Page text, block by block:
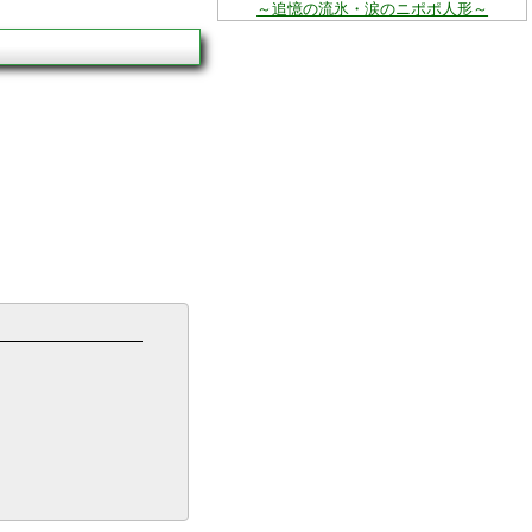
～追憶の流氷・涙のニポポ人形～